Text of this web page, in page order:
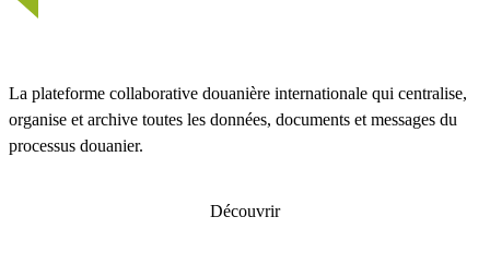
La plateforme collaborative douanière internationale qui centralise,
organise et archive toutes les données, documents et messages du
processus douanier.
Découvrir